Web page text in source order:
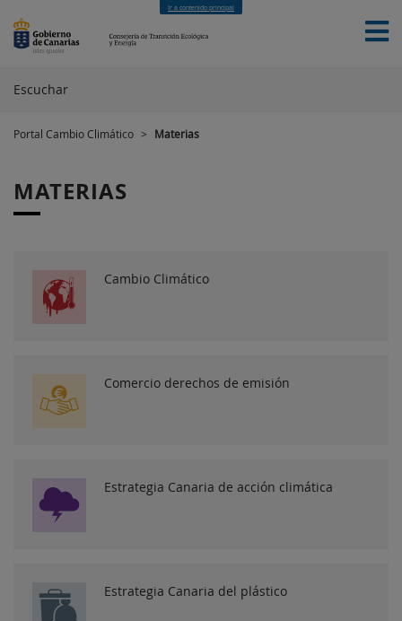
Ir a contenido principal
Escuchar
Portal Cambio Climático > Materias
MATERIAS
Cambio Climático
Comercio derechos de emisión
Estrategia Canaria de acción climática
Estrategia Canaria del plástico